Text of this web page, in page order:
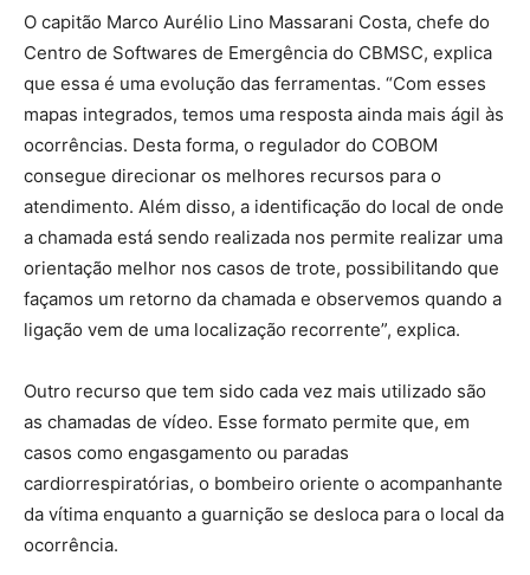
O capitão Marco Aurélio Lino Massarani Costa, chefe do
Centro de Softwares de Emergência do CBMSC, explica
que essa é uma evolução das ferramentas. “Com esses
mapas integrados, temos uma resposta ainda mais ágil às
ocorrências. Desta forma, o regulador do COBOM
consegue direcionar os melhores recursos para o
atendimento. Além disso, a identificação do local de onde
a chamada está sendo realizada nos permite realizar uma
orientação melhor nos casos de trote, possibilitando que
façamos um retorno da chamada e observemos quando a
ligação vem de uma localização recorrente”, explica.
Outro recurso que tem sido cada vez mais utilizado são
as chamadas de vídeo. Esse formato permite que, em
casos como engasgamento ou paradas
cardiorrespiratórias, o bombeiro oriente o acompanhante
da vítima enquanto a guarnição se desloca para o local da
ocorrência.